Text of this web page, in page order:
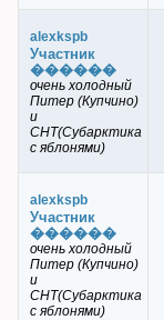
alexkspb
Участник
������
очень холодный
Питер (Купчино)
и
СНТ(Субарктика
с яблонями)
alexkspb
Участник
������
очень холодный
Питер (Купчино)
и
СНТ(Субарктика
с яблонями)